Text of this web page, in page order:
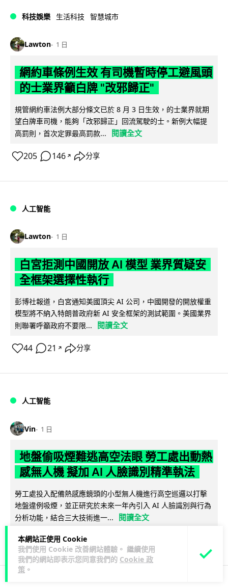
本網站正使用 Cookie
我們使用 Cookie 改善網站體驗。 繼續使用
我們的網站即表示您同意我們的 Cookie 政
策 。
科技娛樂 生活科技 智慧城市
Lawton 1 日
網約車條例生效 有司機暫時停工避風頭
的士業界籲白牌 "改邪歸正"
規管網約車法例大部分條文已於 8 月 3 日生效，的士業界就期
望白牌車司機，能夠「改邪歸正」回流駕駛的士。新例大幅提
高罰則，首次定罪最高罰款...
閱讀全文
205 146 ↗ 分享
人工智能
Lawton 1 日
白宮拒測中國開放 AI 模型 業界質疑安
全框架選擇性執行
彭博社報道，白宮通知美國頂尖 AI 公司，中國開發的開放權重
模型將不納入特朗普政府新 AI 安全框架的測試範圍。美國業界
則聯署呼籲政府不要限...
閱讀全文
44 21 ↗ 分享
人工智能
Vin 1 日
地盤偷吸煙難逃高空法眼 勞工處出動熱
感無人機 擬加 AI 人臉識別精準執法
勞工處投入配備熱感應鏡頭的小型無人機進行高空巡邏以打擊
地盤違例吸煙，並正研究於未來一年內引入 AI 人臉識別與行為
分析功能，結合三大技術進一...
閱讀全文
246 57 ↗ 分享